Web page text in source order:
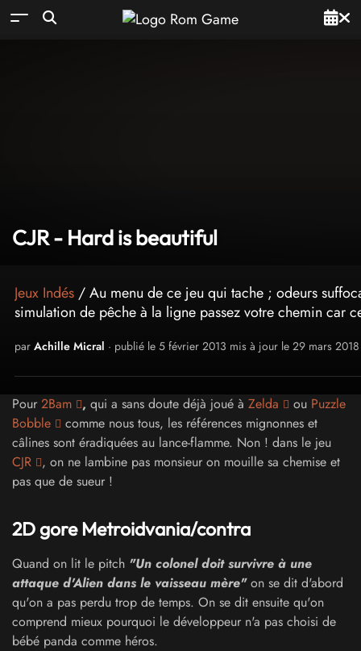
CJR - Hard is beautiful
Jeux Indés / Au menu de ce jeu qui tache ; odeurs
simulation de pêche à la ligne passez votre chemin car
par Achille Micral · publié le 5 février 2013 mis à jour le 29 mars 2018
Pour 2Bam , qui a sans doute déjà joué à Zelda ou Puzzle
Bobble
comme nous tous, les références mignonnes et
câlines sont éradiquées au lance-flamme. Non ! dans le jeu
CJR
, on ne lambine pas monsieur on mouille sa chemise et
pas que de sueur !
2D gore Metroidvania/contra
Quand on lit le pitch "Un colonel doit survivre à une
attaque d'Alien dans le vaisseau mère"on se dit d'abord
qu'on a pas perdu trop de temps. On se dit ensuite qu'on
comprend mieux pourquoi le développeur n'a pas choisi de
bébé panda comme héros.